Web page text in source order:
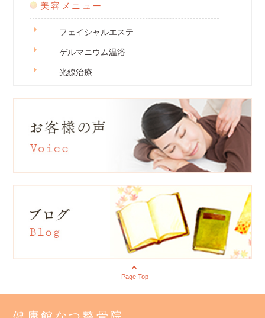
美容メニュー
フェイシャルエステ
ゲルマニウム温浴
光線治療
Page Top